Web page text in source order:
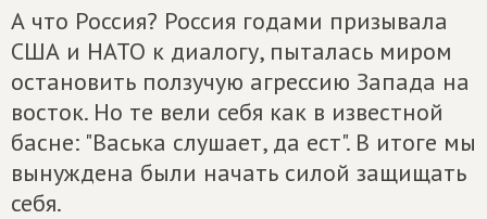
А что Россия? Россия годами призывала
США и НАТО к диалогу, пыталась миром
остановить ползучую агрессию Запада на
восток. Но те вели себя как в известной
басне: "Васька слушает, да ест". В итоге мы
вынуждена были начать силой защищать
себя.